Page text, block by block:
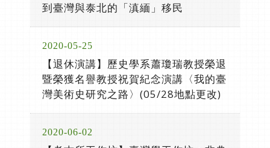
到臺灣與泰北的「滇緬」移民
2020-05-25
【退休演講】歷史學系蕭瓊瑞教授榮退
暨榮獲名譽教授祝賀紀念演講〈我的臺
灣美術史研究之路〉(05/28地點更改)
2020-06-02